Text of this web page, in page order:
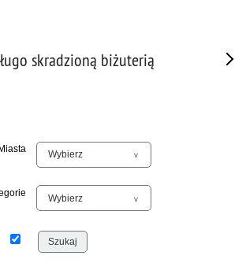
skradzioną biżuterią
Miasta